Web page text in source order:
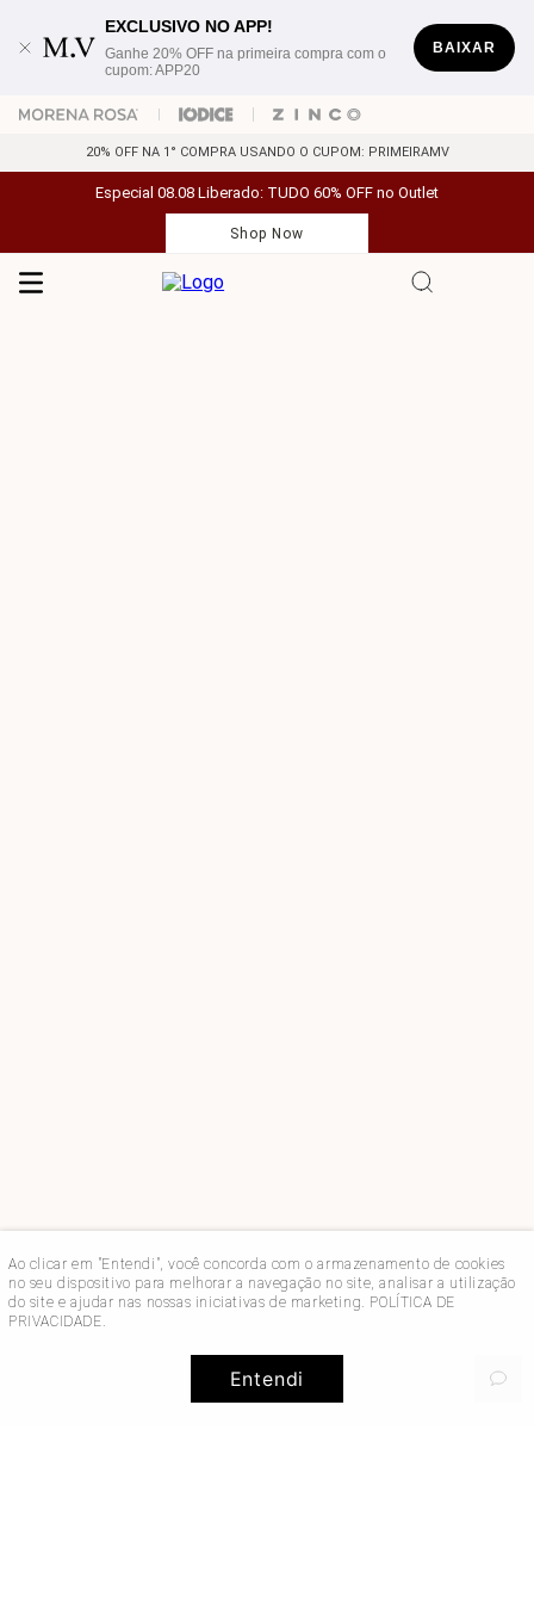
Ao clicar em "Entendi", você concorda com o armazenamento de cookies
no seu dispositivo para melhorar a navegação no site, analisar a utilização
do site e ajudar nas nossas iniciativas de marketing. POLÍTICA DE
PRIVACIDADE.
Entendi
EXCLUSIVO NO APP!
Ganhe 20% OFF na primeira compra com o
cupom: APP20
BAIXAR
20% OFF NA 1° COMPRA USANDO O CUPOM: PRIMEIRAMV
Especial 08.08 Liberado: TUDO 60% OFF no Outlet
Shop Now